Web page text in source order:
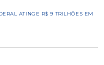
ATINGE R$ 9 TRILHÕES EM